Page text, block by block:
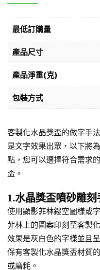
最低訂購量
產品尺寸
產品淨重(克)
包裝方式
客製化水晶獎盃的做字手
是文字效果出眾，以下將
點，您可以選擇符合需求
盃。
1.水晶獎盃噴砂雕刻
使用顯影菲林鏤空圖樣或
菲林上的圖案印刻至客製
效果是灰白色的字樣並且
保有客製化水晶獎盃材質
或磨耗。